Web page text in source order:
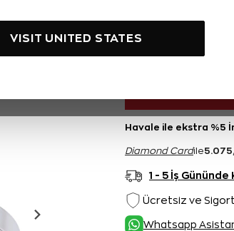
VISIT UNITED STATES
0,70
101.500 TL
Havale ile ekstra %5
Diamond Cardile
1 - 5 İş
Ücretsiz ve
Whatsapp